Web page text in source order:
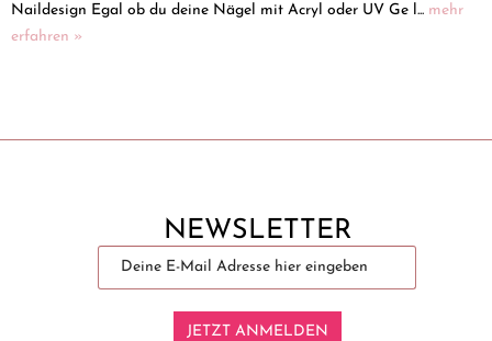
Naildesign Egal ob du deine Nägel mit Acryl oder UV Ge l... mehr
erfahren »
NEWSLETTER
JETZT ANMELDEN